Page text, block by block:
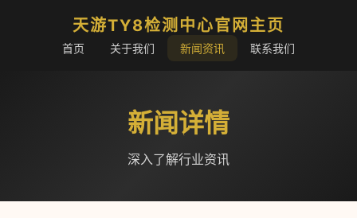
天游TY8检测中心官网主页
首页 关于我们 新闻资讯 联系我们
新闻详情
深入了解行业资讯